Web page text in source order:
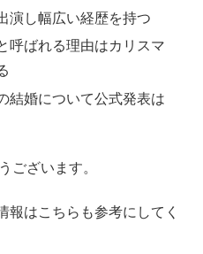
演し幅広い経歴を持つ
呼ばれる理由はカリスマ
結婚について公式発表は
ございます。
報はこちらも参考にしてく